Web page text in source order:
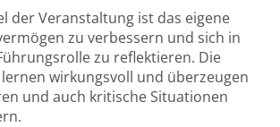
der Veranstaltung ist das eigene
zu verbessern und sich in
zu reflektieren. Die
wirkungsvoll und überzeugen
und auch kritische Situationen